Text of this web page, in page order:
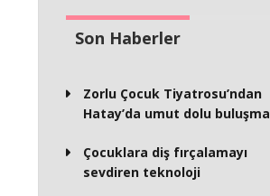
Son Haberler
Zorlu Çocuk Tiyatrosu’ndan
Hatay’da umut dolu buluşma
Çocuklara diş fırçalamayı
sevdiren teknoloji